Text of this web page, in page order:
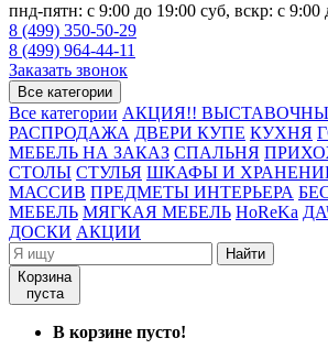
пнд-пятн: с 9:00 до 19:00 суб, вскр: с 9:00
8 (499) 350-50-29
8 (499) 964-44-11
Заказать звонок
Все категории
Все категории АКЦИЯ!!
РАСПРОДАЖА ДВЕРИ КУПЕ КУХНЯ
МЕБЕЛЬ НА ЗАКАЗ СПАЛЬНЯ
СТОЛЫ СТУЛЬЯ ШКАФЫ И
МАССИВ ПРЕДМЕТЫ ИНТЕРЬЕРА
МЕБЕЛЬ МЯГКАЯ МЕБЕЛЬ HoReKa
ДОСКИ АКЦИИ
Найти
Корзина
пуста
В корзине пусто!